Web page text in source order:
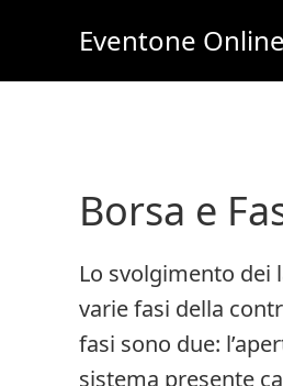
main
primary
Eventone Online
e
Online
Borsa e
Lo svolgimento dei
varie fasi della
fasi sono due:
sistema presente